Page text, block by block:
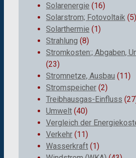
Solarenergie (16)
Solarstrom; Fotovoltaik (5)
Solarthermie (1)
Strahlung (8)
Stromkosten:; Abgaben,
(23)
Stromnetze, Ausbau (11)
Stromspeicher (2)
Treibhausgas-Einfluss
Umwelt (40)
Vergleich der
Verkehr (11)
Wasserkraft (1)